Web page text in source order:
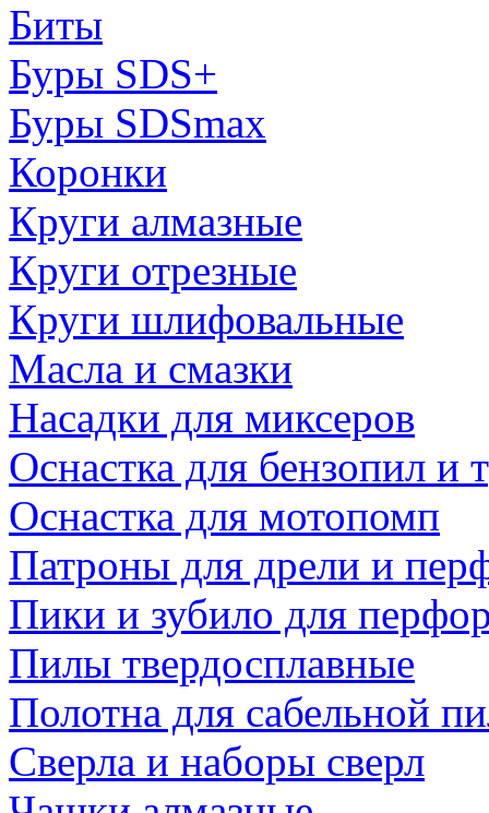
Биты
Буры SDS+
Буры SDSmax
Коронки
Круги алмазные
Круги отрезные
Круги шлифовальные
Масла и смазки
Насадки для миксеров
Оснастка для бензопил и
Оснастка для мотопомп
Патроны для дрели и
Пики и зубило для
Пилы твердосплавные
Полотна для сабельной
Сверла и наборы сверл